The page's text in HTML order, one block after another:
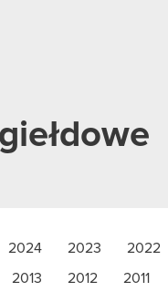
2024 2023 2022
2013 2012 2011